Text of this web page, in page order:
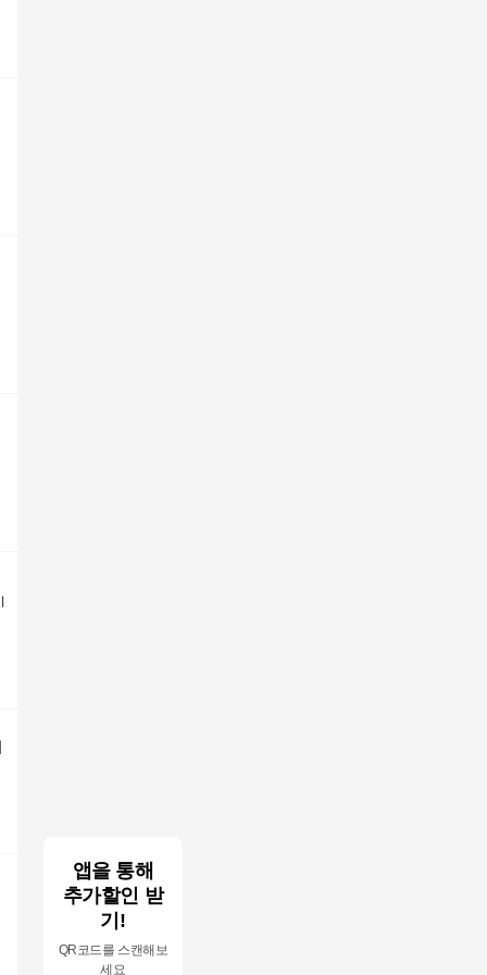
앱을 통해
추가할인 받
기!
QR코드를 스캔해보
세요